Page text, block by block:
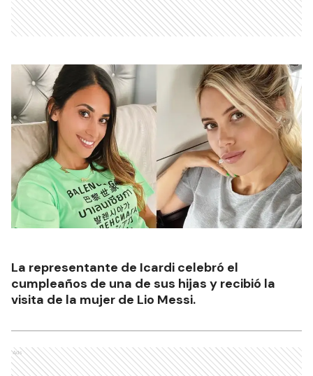
La representante de Icardi celebró el
cumpleaños de una de sus hijas y recibió la
visita de la mujer de Lio Messi.
Ads